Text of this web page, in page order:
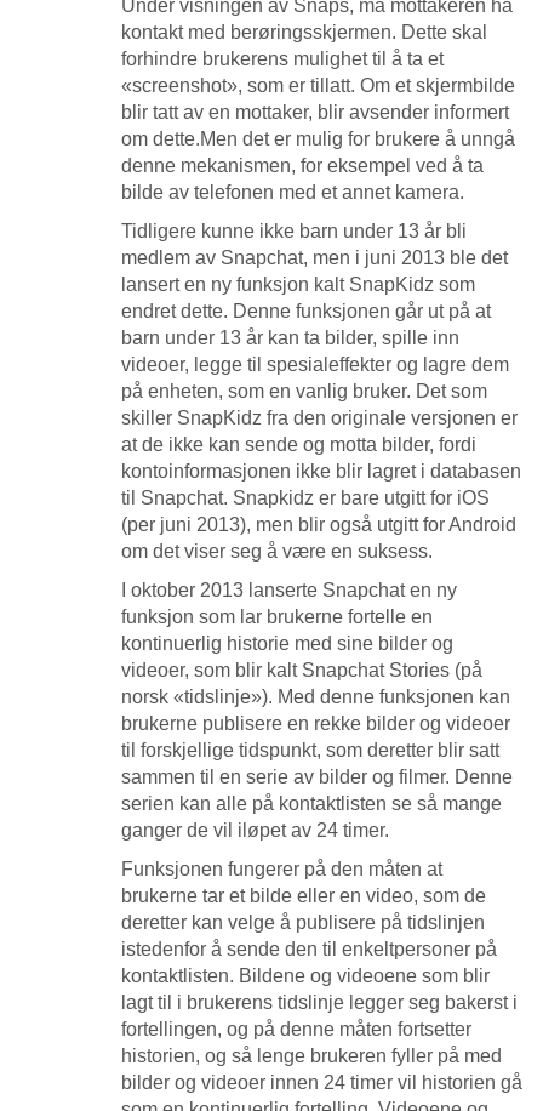
Under visningen av Snaps, må mottakeren ha
kontakt med berøringsskjermen. Dette skal
forhindre brukerens mulighet til å ta et
«screenshot», som er tillatt. Om et skjermbilde
blir tatt av en mottaker, blir avsender informert
om dette.Men det er mulig for brukere å unngå
denne mekanismen, for eksempel ved å ta
bilde av telefonen med et annet kamera.
Tidligere kunne ikke barn under 13 år bli
medlem av Snapchat, men i juni 2013 ble det
lansert en ny funksjon kalt SnapKidz som
endret dette. Denne funksjonen går ut på at
barn under 13 år kan ta bilder, spille inn
videoer, legge til spesialeffekter og lagre dem
på enheten, som en vanlig bruker. Det som
skiller SnapKidz fra den originale versjonen er
at de ikke kan sende og motta bilder, fordi
kontoinformasjonen ikke blir lagret i databasen
til Snapchat. Snapkidz er bare utgitt for iOS
(per juni 2013), men blir også utgitt for Android
om det viser seg å være en suksess.
I oktober 2013 lanserte Snapchat en ny
funksjon som lar brukerne fortelle en
kontinuerlig historie med sine bilder og
videoer, som blir kalt Snapchat Stories (på
norsk «tidslinje»). Med denne funksjonen kan
brukerne publisere en rekke bilder og videoer
til forskjellige tidspunkt, som deretter blir satt
sammen til en serie av bilder og filmer. Denne
serien kan alle på kontaktlisten se så mange
ganger de vil iløpet av 24 timer.
Funksjonen fungerer på den måten at
brukerne tar et bilde eller en video, som de
deretter kan velge å publisere på tidslinjen
istedenfor å sende den til enkeltpersoner på
kontaktlisten. Bildene og videoene som blir
lagt til i brukerens tidslinje legger seg bakerst i
fortellingen, og på denne måten fortsetter
historien, og så lenge brukeren fyller på med
bilder og videoer innen 24 timer vil historien gå